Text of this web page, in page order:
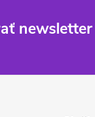
newsletter